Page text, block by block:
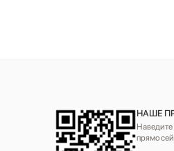
НАШЕ
Наведите
прямо